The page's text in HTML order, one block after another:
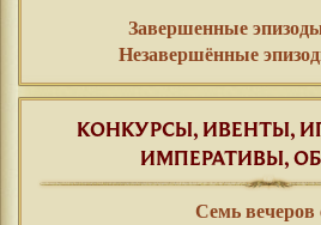
Завершенные
Незавершённые
КОНКУРСЫ, ИВЕНТЫ,
ИМПЕРАТИВЫ,
Семь вечеров